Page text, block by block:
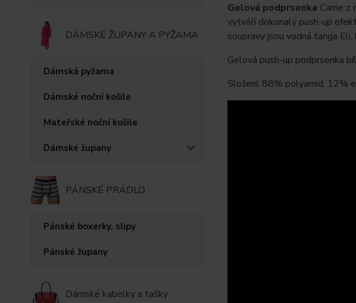
DÁMSKÉ ŽUPANY A PYŽAMA
Dámská pyžama
Dámské noční košile
Mateřské noční košile
Dámské župany
PÁNSKÉ PRÁDLO
Pánské boxerky, slipy
Pánské župany
Dámské kabelky a tašky
Gelová podprsenka Carrie z
vytváří dokonalý push-up
soupravy jsou vodná tanga
Gelová push-up podprsenka
Složení: 88% polyamid, 12%